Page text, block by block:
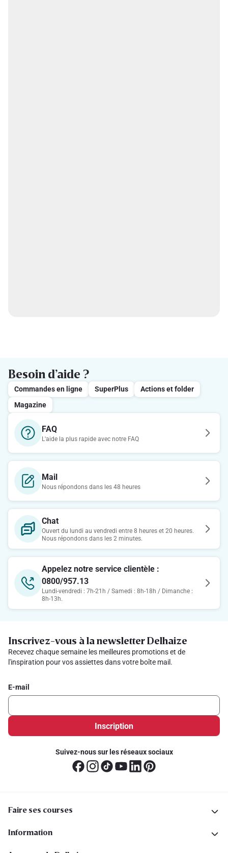
Besoin d’aide ?
Commandes en ligne SuperPlus
Actions et folder
Magazine
FAQ
L'aide la plus rapide avec notre FAQ
Mail
Nous répondons dans les 48 heures
Chat
Ouvert du lundi au vendredi entre 8 heures et 20 heures.
Nous répondons dans les 2 minutes.
Appelez notre service clientèle :
0800/957.13
Lundi-vendredi : 7h-21h / Samedi : 8h-18h / Dimanche :
8h-13h.
Inscrivez-vous à la newsletter Delhaize
Recevez chaque semaine les meilleures promotions et de
l'inspiration pour vos assiettes dans votre boîte mail.
E-mail
Inscription
Suivez-nous sur les réseaux sociaux
Faire ses courses
Information